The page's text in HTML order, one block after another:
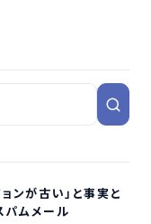
が古い」と事実と
パムメール